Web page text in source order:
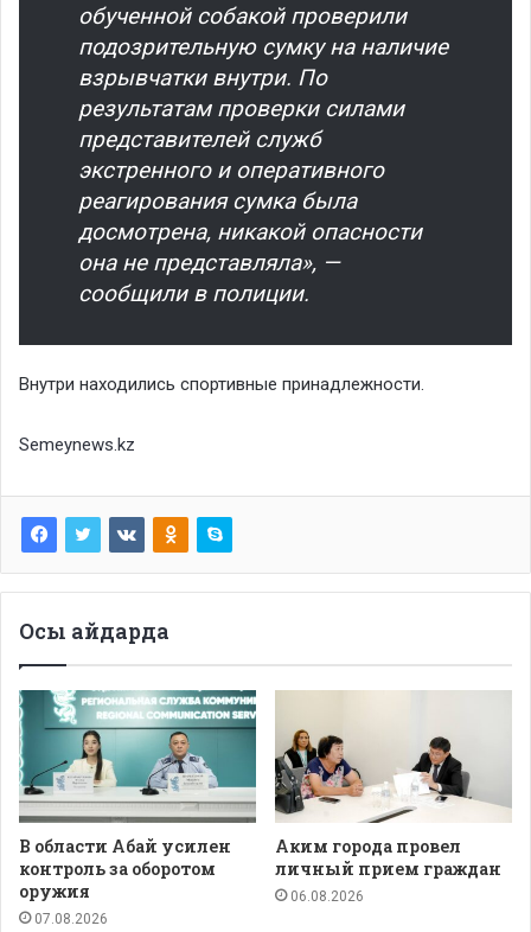
обученной собакой проверили
подозрительную сумку на наличие
взрывчатки внутри. По
результатам проверки силами
представителей служб
экстренного и оперативного
реагирования сумка была
досмотрена, никакой опасности
она не представляла», —
сообщили в полиции.
Внутри находились спортивные принадлежности.
Semeynews.kz
Осы айдарда
В области Абай усилен
контроль за оборотом
оружия
07.08.2026
Аким города провел
личный прием граждан
06.08.2026